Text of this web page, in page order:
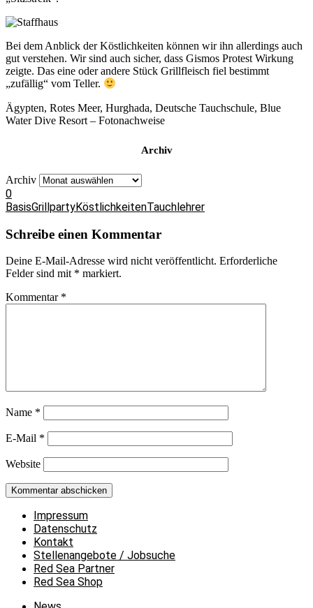
Bei dem Anblick der Köstlichkeiten können wir ihn allerdings auch
gut verstehen. Wir sind auch sicher, dass Gismos Protest Wirkung
zeigte. Das eine oder andere Stück Grillfleisch fiel bestimmt
„zufällig“ vom Teller.
Ägypten, Rotes Meer, Hurghada, Deutsche Tauchschule, Blue
Water Dive Resort – Fotonachweise
Archiv
Archiv
0
BasisGrillpartyKöstlichkeitenTauchlehrer
Schreibe einen Kommentar
Deine E-Mail-Adresse wird nicht veröffentlicht. Erforderliche
Felder sind mit * markiert.
Kommentar *
Name *
E-Mail *
Website
Impressum
Datenschutz
Kontakt
Stellenangebote / Jobsuche
Red Sea Partner
Red Sea Shop